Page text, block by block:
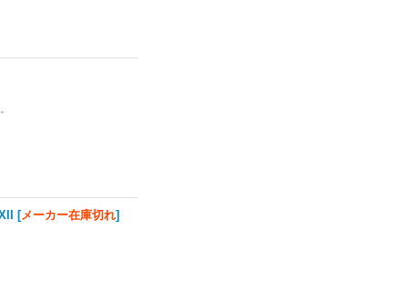
[メーカー在庫切れ]